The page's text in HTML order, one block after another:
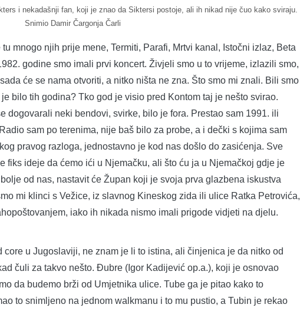
i nekadašnji fan, koji je znao da Siktersi postoje, ali ih nikad nije čuo kako sviraju.
Snimio Damir Čargonja Čarli
mnogo njih prije mene, Termiti, Parafi, Mrtvi kanal, Istočni izlaz, Beta
godine smo imali prvi koncert. Živjeli smo u to vrijeme, izlazili smo,
će se nama otvoriti, a nitko ništa ne zna. Što smo mi znali. Bili smo
bilo tih godina? Tko god je visio pred Kontom taj je nešto svirao.
dogovarali neki bendovi, svirke, bilo je fora. Prestao sam 1991. ili
sam po terenima, nije baš bilo za probe, a i dečki s kojima sam
pravog razloga, jednostavno je kod nas došlo do zasićenja. Sve
fiks ideje da ćemo ići u Njemačku, ali što ću ja u Njemačkoj gdje je
od nas, nastavit će Župan koji je svoja prva glazbena iskustva
mi klinci s Vežice, iz slavnog Kineskog zida ili ulice Ratka Petrovića,
iako ih nikada nismo imali prigode vidjeti na djelu.
u Jugoslaviji, ne znam je li to istina, ali činjenica je da nitko od
čuli za takvo nešto. Đubre (Igor Kadijević op.a.), koji je osnovao
da budemo brži od Umjetnika ulice. Tube ga je pitao kako to
to snimljeno na jednom walkmanu i to mu pustio, a Tubin je rekao